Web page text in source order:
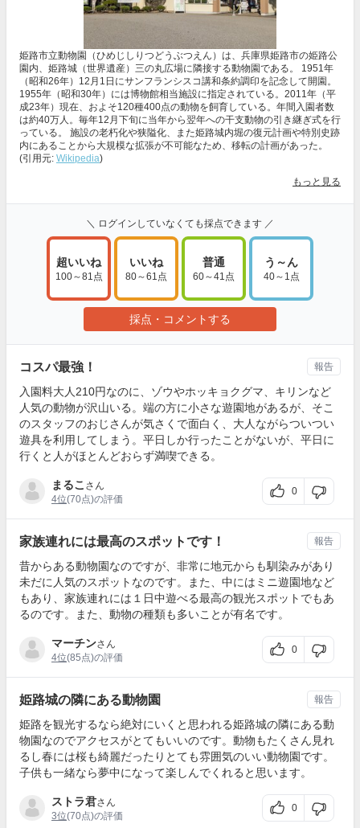
姫路市立動物園（ひめじしりつどうぶつえん）は、兵庫県姫路市の姫路公
園内、姫路城（世界遺産）三の丸広場に隣接する動物園である。 1951年
（昭和26年）12月1日にサンフランシスコ講和条約調印を記念して開園。
1955年（昭和30年）には博物館相当施設に指定されている。2011年（平
成23年）現在、およそ120種400点の動物を飼育している。年間入園者数
は約40万人。毎年12月下旬に当年から翌年への干支動物の引き継ぎ式を行
っている。 施設の老朽化や狭隘化、また姫路城内堀の復元計画や特別史跡
内にあることから大規模な拡張が不可能なため、移転の計画があった。
(引用元: Wikipedia)
もっと見る
＼ ログインしていなくても採点できます ／
超いいね
100～81点
いいね
80～61点
普通
60～41点
う～ん
40～1点
採点・コメントする
コスパ最強！
入園料大人210円なのに、ゾウやホッキョクグマ、キリンなど
人気の動物が沢山いる。端の方に小さな遊園地があるが、そこ
のスタッフのおじさんが気さくで面白く、大人ながらついつい
遊具を利用してしまう。平日しか行ったことがないが、平日に
行くと人がほとんどおらず満喫できる。
まるこ さん
4位(70点)の評価
0
報告
家族連れには最高のスポットです！
昔からある動物園なのですが、非常に地元からも馴染みがあり
未だに人気のスポットなのです。また、中にはミニ遊園地など
もあり、家族連れには１日中遊べる最高の観光スポットでもあ
るのです。また、動物の種類も多いことが有名です。
マーチンさん
4位(85点)の評価
0
報告
姫路城の隣にある動物園
姫路を観光するなら絶対にいくと思われる姫路城の隣にある動
物園なのでアクセスがとてもいいのです。動物もたくさん見れ
るし春には桜も綺麗だったりとても雰囲気のいい動物園です。
子供も一緒なら夢中になって楽しんでくれると思います。
ストラ君さん
3位(70点)の評価
0
報告